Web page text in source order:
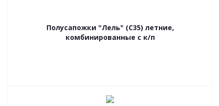
Полусапожки "Лель" (С35) летние,
комбинированные с к/п